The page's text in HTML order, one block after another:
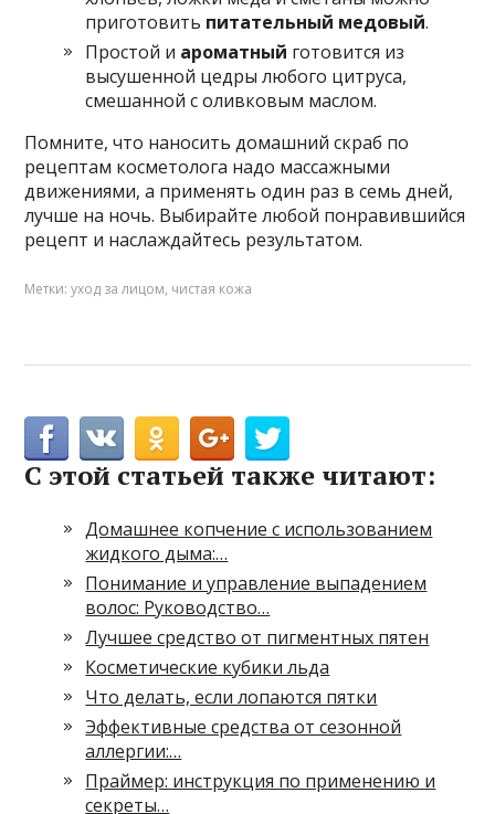
приготовить питательный медовый.
Простой и ароматный готовится из
высушенной цедры любого цитруса,
смешанной с оливковым маслом.
Помните, что наносить домашний скраб по
рецептам косметолога надо массажными
движениями, а применять один раз в семь дней,
лучше на ночь. Выбирайте любой понравившийся
рецепт и наслаждайтесь результатом.
Метки:уход за лицом, чистая кожа
С этой статьей также читают:
Домашнее копчение с использованием
жидкого дыма:…
Понимание и управление выпадением
волос: Руководство…
Лучшее средство от пигментных пятен
Косметические кубики льда
Что делать, если лопаются пятки
Эффективные средства от сезонной
аллергии:…
Праймер: инструкция по применению и
секреты…